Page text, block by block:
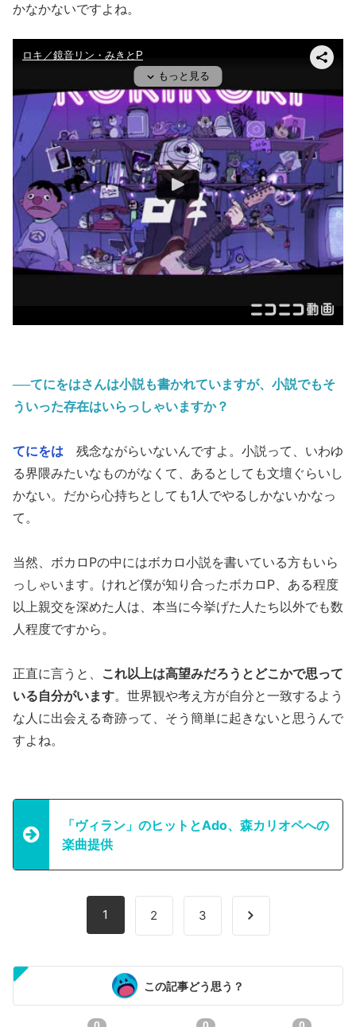
かなかないですよね。
──てにをはさんは小説も書かれていますが、小説でもそ
ういった存在はいらっしゃいますか？
てにをは 残念ながらいないんですよ。小説って、いわゆ
る界隈みたいなものがなくて、あるとしても文壇ぐらいし
かない。だから心持ちとしても1人でやるしかないかなっ
て。
当然、ボカロPの中にはボカロ小説を書いている方もいら
っしゃいます。けれど僕が知り合ったボカロP、ある程度
以上親交を深めた人は、本当に今挙げた人たち以外でも数
人程度ですから。
正直に言うと、 これ以上は高望みだろうとどこかで思って
いる自分がいます。世界観や考え方が自分と一致するよう
な人に出会える奇跡って、そう簡単に起きないと思うんで
すよね。
「ヴィラン」のヒットとAdo、森カリオペへの
楽曲提供
1 2 3
この記事どう思う？